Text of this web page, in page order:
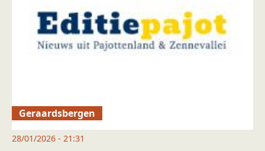
Geraardsbergen
28/01/2026 - 21:31